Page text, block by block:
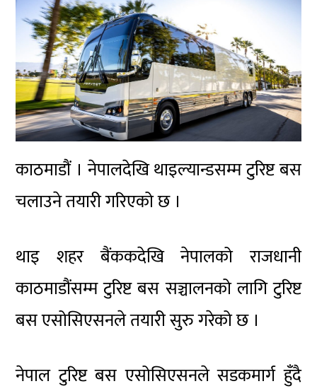
काठमाडौं । नेपालदेखि थाइल्यान्डसम्म टुरिष्ट बस
चलाउने तयारी गरिएको छ ।
थाइ शहर बैंककदेखि नेपालको राजधानी
काठमाडौंसम्म टुरिष्ट बस सञ्चालनको लागि टुरिष्ट
बस एसोसिएसनले तयारी सुरु गरेको छ ।
नेपाल टुरिष्ट बस एसोसिएसनले सडकमार्ग हुँदै